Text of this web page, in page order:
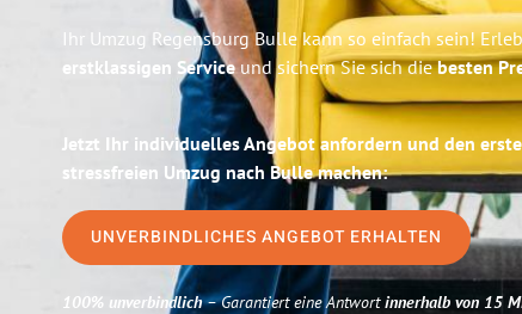
Ihr Umzug Regensburg Bulle kann so einfach sein!
erstklassigen Serviceund sichern Sie sich diebesten
Jetzt Ihr individuelles Angebot anfordern und den
stressfreien Umzug nach Bulle machen:
UNVERBINDLICHES ANGEBOT ERHALTEN
100% unverbindlich– Garantiert eine Antwortinnerhalb von 15